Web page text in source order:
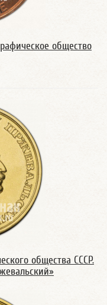
общество
общества СССР.